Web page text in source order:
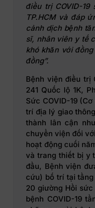
điều trị COVID-
TP.HCM và đáp
cảnh dịch bệnh
sĩ, nhân viên y tế
khó khăn với
đồng”.
Bệnh viện điều trị
241 Quốc lộ 1K,
Sức COVID-19
trí địa lý giao
thành lân cận
chuyển viện đối
hoạt động cuối
và trang thiết bị y
đầu, Bệnh viện
cứu) bố trí tại
20 giường Hồi
bệnh COVID-19